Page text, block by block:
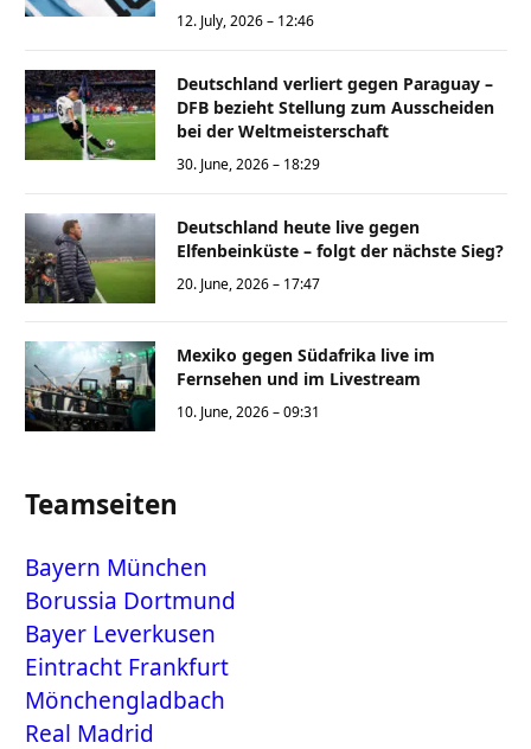
12. July, 2026 – 12:46
Deutschland verliert gegen Paraguay –
DFB bezieht Stellung zum Ausscheiden
bei der Weltmeisterschaft
30. June, 2026 – 18:29
Deutschland heute live gegen
Elfenbeinküste – folgt der nächste Sieg?
20. June, 2026 – 17:47
Mexiko gegen Südafrika live im
Fernsehen und im Livestream
10. June, 2026 – 09:31
Teamseiten
Bayern München
Borussia Dortmund
Bayer Leverkusen
Eintracht Frankfurt
Mönchengladbach
Real Madrid